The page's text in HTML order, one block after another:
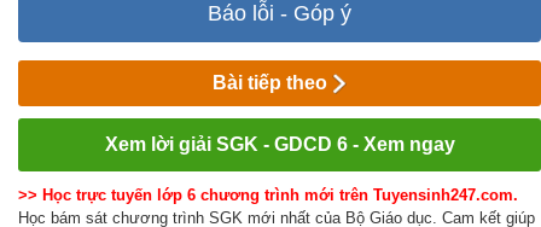
Báo lỗi - Góp ý
Bài tiếp theo
Xem lời giải SGK - GDCD 6 - Xem ngay
>> Học trực tuyến lớp 6 chương trình mới trên Tuyensinh247.com.
Học bám sát chương trình SGK mới nhất của Bộ Giáo dục. Cam kết giúp